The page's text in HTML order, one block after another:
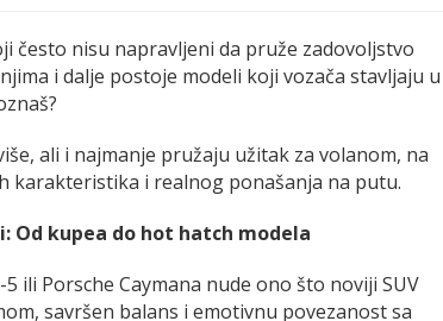
često nisu napravljeni da pruže zadovoljstvo
i dalje postoje modeli koji vozača stavljaju u
ali i najmanje pružaju užitak za volanom, na
i realnog ponašanja na putu.
kupea do hot hatch modela
ili Porsche Caymana nude ono što noviji SUV
savršen balans i emotivnu povezanost sa